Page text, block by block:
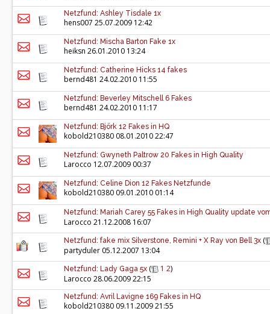
Netzfund: Ashley Tisdale 1x
hens007 25.07.2009 12:42
Netzfund: Mischa Barton Fake 1x
heiksn 26.01.2010 13:24
Netzfund: Catherine Hicks 14 fakes
bernd481 24.02.2010 11:55
Netzfund: Beverley Mitschell 6 Fakes
bernd481 24.02.2010 11:17
Netzfund: Björk 12 Fakes in HQ
kobold210380 08.01.2010 22:47
Netzfund: Gwyneth Paltrow 20 Fakes in High Quality
Larocco 12.07.2009 00:37
Netzfund: Celine Dion 12 Fakes Netzfunde
kobold210380 09.01.2010 01:14
Netzfund: Mariah Carey 55 Fakes in High Quality update
Larocco 21.12.2008 16:07
Netzfund: fake mix Silverstone, Remini + X Ray von Bell 3x (
partyduler 05.12.2007 13:04
Netzfund: Lady Gaga 5x ( 1 2)
Larocco 28.06.2009 22:15
Netzfund: Avril Lavigne 169 Fakes in HQ
kobold210380 09.11.2009 21:55